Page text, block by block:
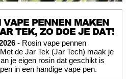
VAPE PENNEN MAKEN
TEK, ZO DOE JE DAT!
- Rosin vape pennen
de Jar Tek (Jar Tech) maak je
je eigen rosin dat geschikt is
in een handige vape pen.